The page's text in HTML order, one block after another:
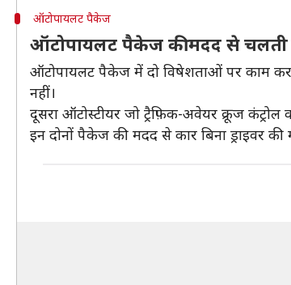
ऑटोपायलट पैकेज
ऑटोपायलट पैकेज की मदद से चलती
ऑटोपायलट पैकेज में दो विषेशताओं पर काम
नहीं।
दूसरा ऑटोस्टीयर जो ट्रैफ़िक-अवेयर क्रूज
इन दोनों पैकेज की मदद से कार बिना ड्राइवर